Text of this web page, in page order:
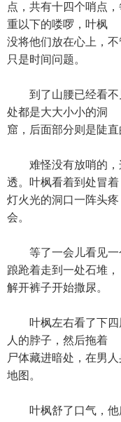
点，共有十四个哨点
重以下的喽啰，叶枫
没将他们放在心上，
只是时间问题。
到了山腰已经看不
处都是大大小小的洞
窟，后面部分则是陡直
难怪没有放哨的，
透。叶枫看着到处冒着
灯火光的洞口一阵头
会。
等了一会儿看见一
踉跄着走到一处石堆，
解开裤子开始撒尿。
叶枫左右看了下四
人的脖子，然后拖着
尸体藏进暗处，在男
地图。
叶枫舒了口气，他